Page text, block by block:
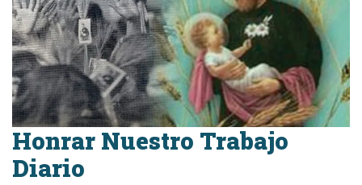
Honrar Nuestro Trabajo
Diario